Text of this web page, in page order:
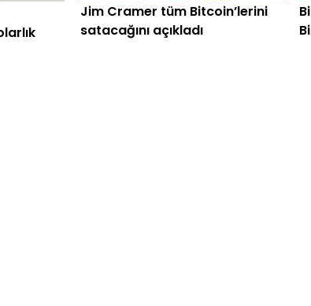
Jim Cramer tüm Bitcoin’lerini
satacağını açıkladı